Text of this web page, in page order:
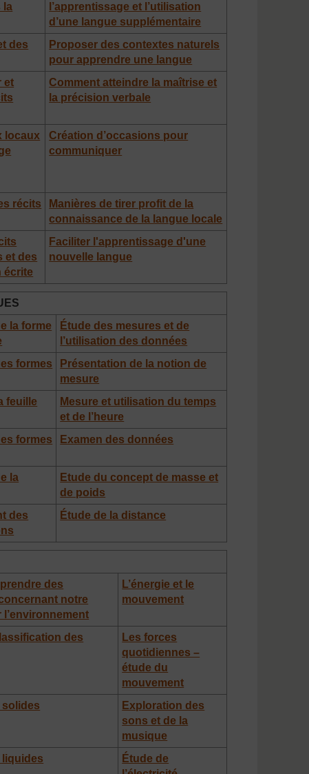
la
l’apprentissage et l’utilisation
d’une langue supplémentaire
des
Proposer des contextes naturels
pour apprendre une langue
et
Comment atteindre la maîtrise et
la précision verbale
locaux
Création d’occasions pour
communiquer
récits
Manières de tirer profit de la
connaissance de la langue locale
et des
écrite
Faciliter l'apprentissage d'une
nouvelle langue
la forme
Étude des mesures et de
l’utilisation des données
formes
Présentation de la notion de
mesure
feuille
Mesure et utilisation du temps
et de l’heure
formes
Examen des données
la
Etude du concept de masse et
de poids
des
Étude de la distance
des
notre
l’environnement
L’énergie et le
mouvement
des
Les forces
quotidiennes –
étude du
mouvement
solides
Exploration des
sons et de la
musique
liquides
Étude de